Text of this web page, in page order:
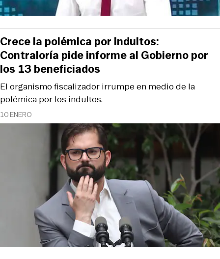
10 ENERO
El organismo fiscalizador irrumpe en medio de la
polémica por los indultos.
Crece la polémica por indultos:
Contraloría pide informe al Gobierno por
los 13 beneficiados